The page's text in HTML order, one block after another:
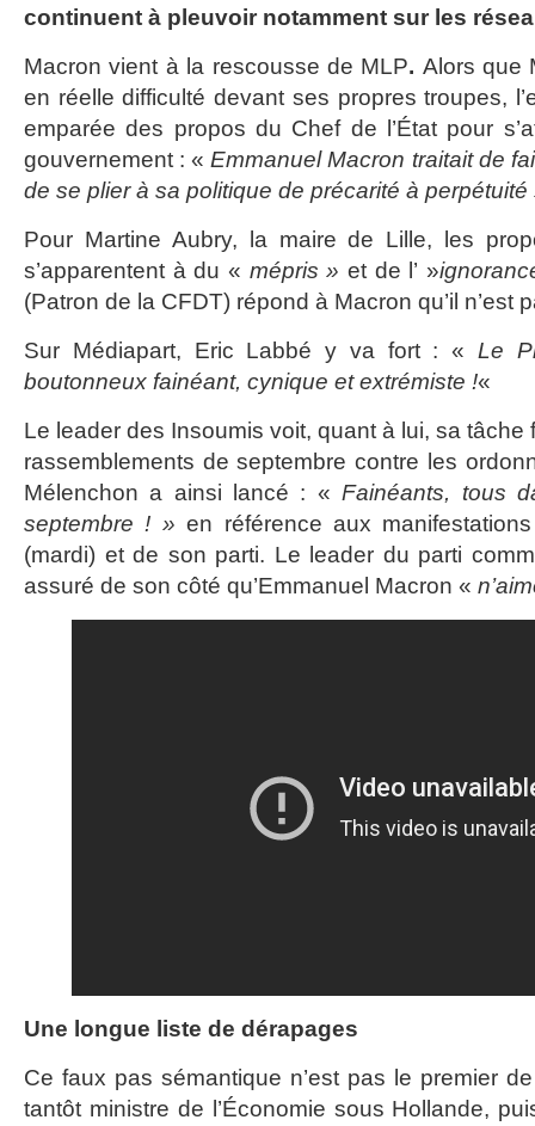
continuent à pleuvoir notamment sur les
Macron vient à la rescousse de MLP. Alors que
en réelle difficulté devant ses propres troupes,
emparée des propos du Chef de l’État pour
gouvernement : «Emmanuel Macron traitait de
de se plier à sa politique de précarité à perpétuité
Pour Martine Aubry, la maire de Lille, les
s’apparentent à du « mépris » et de l’ »
(Patron de la CFDT) répond à Macron qu’il n’est
Sur Médiapart, Eric Labbé y va fort : « Le
boutonneux fainéant, cynique et extrémiste !«
Le leader des Insoumis voit, quant à lui, sa tâche
rassemblements de septembre contre les
Mélenchon a ainsi lancé : «Fainéants, tous
septembre ! » en référence aux
(mardi) et de son parti. Le leader du parti
assuré de son côté qu’Emmanuel Macron «
Une longue liste de dérapages
Ce faux pas sémantique n’est pas le premier
tantôt ministre de l’Économie sous Hollande,